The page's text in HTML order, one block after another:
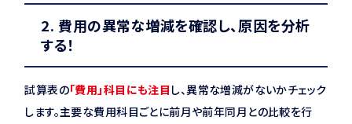
2. 費用の異常な増減を確認し、原因を分析
する！
試算表の「費用」科目にも注目 し、異常な増減がないかチェック
します。主要な費用科目ごとに前月や前年同月との比較を行